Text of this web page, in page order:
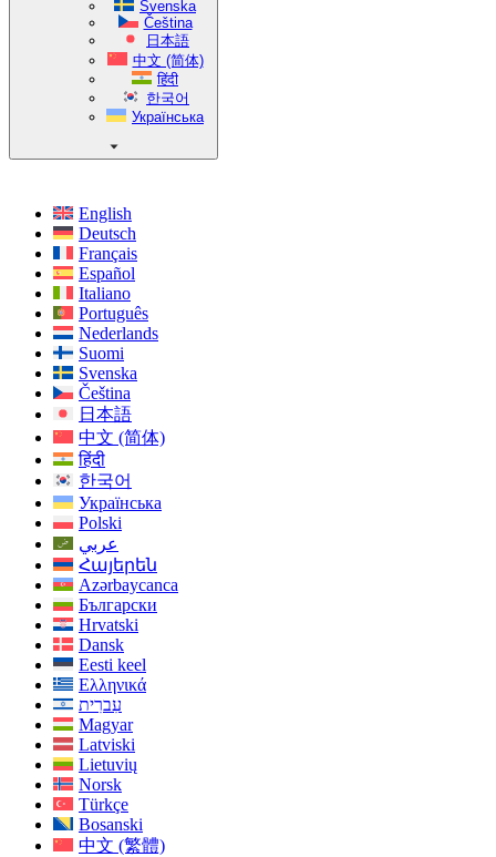
Svenska
Čeština
日本語
中文 (简体)
हिंदी
한국어
Українська
English
Deutsch
Français
Español
Italiano
Português
Nederlands
Suomi
Svenska
Čeština
日本語
中文 (简体)
हिंदी
한국어
Українська
Polski
عربي
Հայերեն
Azərbaycanca
Български
Hrvatski
Dansk
Eesti keel
Ελληνικά
עִברִית
Magyar
Latviski
Lietuvių
Norsk
Türkçe
Bosanski
中文 (繁體)